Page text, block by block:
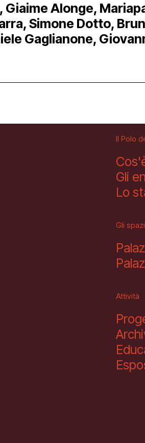
Alonge,
Simone Dotto,
Gaglianone,
Il Polo
Gli
Lo
Gli spazi
Attività